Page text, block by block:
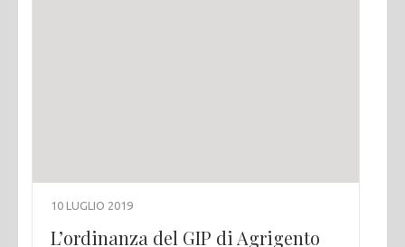
10 LUGLIO 2019
L’ordinanza del GIP di Agrigento